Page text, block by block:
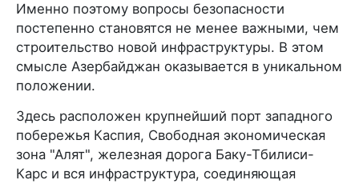
Именно поэтому вопросы безопасности
постепенно становятся не менее важными, чем
строительство новой инфраструктуры. В этом
смысле Азербайджан оказывается в уникальном
положении.
Здесь расположен крупнейший порт западного
побережья Каспия, Свободная экономическая
зона "Алят", железная дорога Баку-Тбилиси-
Карс и вся инфраструктура, соединяющая